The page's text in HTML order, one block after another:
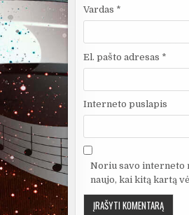
Vardas *
El. pašto adresas *
Interneto puslapis
Noriu savo interneto
naujo, kai kitą kartą